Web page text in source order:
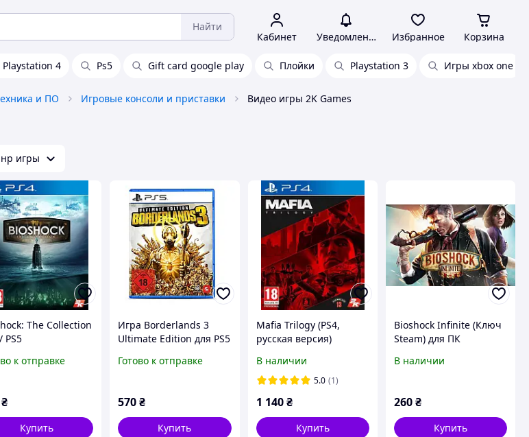
Найти
Кабинет Уведомления Избранное Корзина
4 Ps5 Gift card google play Плойки Playstation 3 Игры xbox one
и ПО Игровые консоли и приставки Видео игры 2K Games
игры
The Collection
PS5
к отправке
₴
Купить
Игра Borderlands 3
Ultimate Edition для PS5
Готово к отправке
570₴
Купить
Mafia Trilogy (PS4,
русская версия)
В наличии
5.0 (1)
1 140 ₴
Купить
Bioshock Infinite (Ключ
Steam) для ПК
В наличии
260₴
Купить